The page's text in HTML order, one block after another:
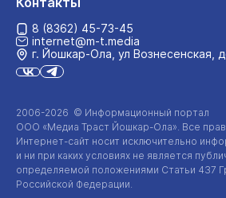
2006-2026 © Информационный портал
ООО «Медиа Траст Йошкар-Ола». Все
Интернет-сайт носит исключительно
и ни при каких условиях не является
определяемой положениями Статьи 437
Российской Федерации.
8 (8362) 45-73-45
internet@m-t.media
г. Йошкар‑Ола, ул Вознесенская,